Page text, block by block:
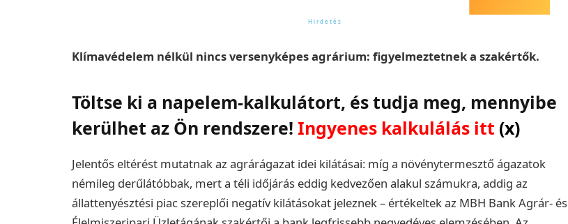
Klímavédelem nélkül nincs versenyképes agrárium: figyelmeztetnek a szakértők.
Töltse ki a napelem-kalkulátort, és tudja meg, mennyibe
kerülhet az Ön rendszere! Ingyenes kalkulálás itt (x)
Jelentős eltérést mutatnak az agrárágazat idei kilátásai: míg a növénytermesztő ágazatok
némileg derűlátóbbak, mert a téli időjárás eddig kedvezően alakul számukra, addig az
állattenyésztési piac szereplői negatív kilátásokat jeleznek – értékeltek az MBH Bank Agrár- és